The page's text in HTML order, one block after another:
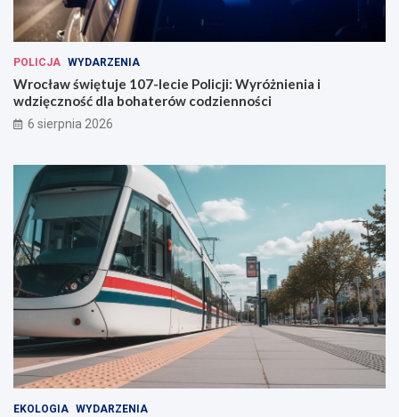
POLICJA WYDARZENIA
Wrocław świętuje 107-lecie Policji: Wyróżnienia i
wdzięczność dla bohaterów codzienności
6 sierpnia 2026
EKOLOGIA WYDARZENIA